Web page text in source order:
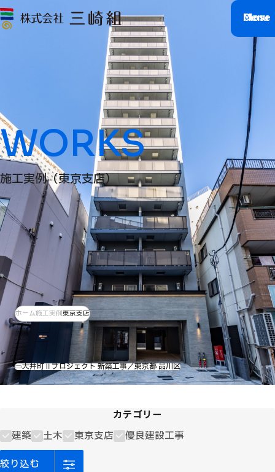
Menu
Close
WORKS
施工実例（東京支店）
大井町Ⅱプロジェクト 新築工事／東京都 品川区
ホーム施工実例東京支店
カテゴリー
建築
土木 東京支店 優良建設工事
絞り込む